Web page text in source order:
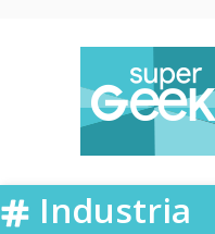
Industria